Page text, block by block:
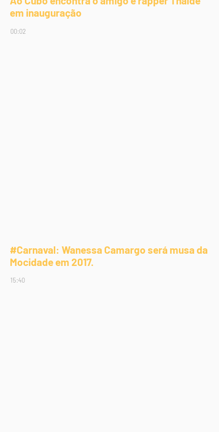
em inauguração
00:02
#Carnaval: Wanessa Camargo será musa da
Mocidade em 2017.
15:40